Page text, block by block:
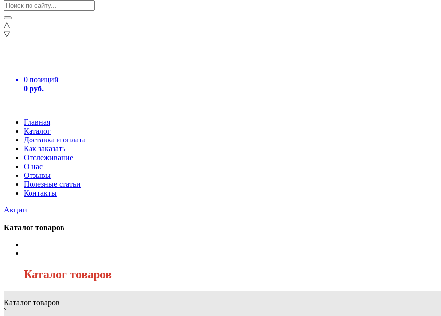
△
▽
0 позиций
0 руб.
Главная
Каталог
Доставка и оплата
Как заказать
Отслеживание
О нас
Отзывы
Полезные статьи
Контакты
Акции
Каталог товаров
Каталог товаров
Каталог товаров
`